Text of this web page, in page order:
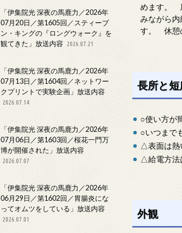
めます。
みながら
す。 休憩
長所と短
○使い方が
○いつまで
△表面は熱
△給電方法
外観
「伊集院光 深夜の馬鹿力／2026年
07月20日／第1605回／スティーブ
ン・キングの『ロングウォーク』を
観てきた」放送内容
2026.07.21
「伊集院光 深夜の馬鹿力／2026年
07月13日／第1604回／ネットワー
クプリントで実験企画」放送内容
2026.07.14
「伊集院光 深夜の馬鹿力／2026年
07月06日／第1603回／桜花一門万
博が開催された」放送内容
2026.07.07
「伊集院光 深夜の馬鹿力／2026年
06月29日／第1602回／胃腸炎にな
ってオムツをしている」放送内容
2026.07.01